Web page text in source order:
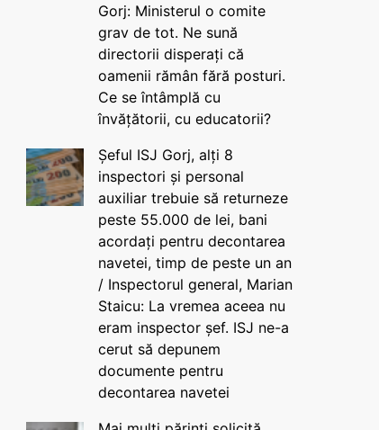
Gorj: Ministerul o comite
grav de tot. Ne sună
directorii disperați că
oamenii rămân fără posturi.
Ce se întâmplă cu
învățătorii, cu educatorii?
Șeful ISJ Gorj, alți 8
inspectori și personal
auxiliar trebuie să returneze
peste 55.000 de lei, bani
acordați pentru decontarea
navetei, timp de peste un an
/ Inspectorul general, Marian
Staicu: La vremea aceea nu
eram inspector șef. ISJ ne-a
cerut să depunem
documente pentru
decontarea navetei